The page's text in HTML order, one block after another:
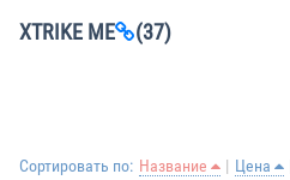
XTRIKE ME (37)
Сортировать по: Название Цена